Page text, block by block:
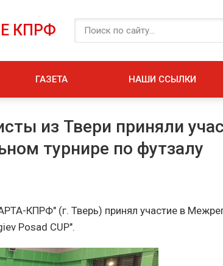
КПРФ
ГАЗЕТА НАШИ ССЫЛКИ
из Твери приняли
турнире по футзалу
КПРФ" (г. Тверь) принял участие в
Posad CUP".